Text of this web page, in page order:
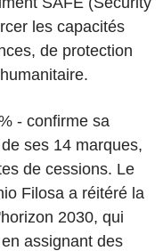
les capacités
de protection
- confirme sa
ses 14 marques,
de cessions. Le
Filosa a réitéré la
2030, qui
assignant des